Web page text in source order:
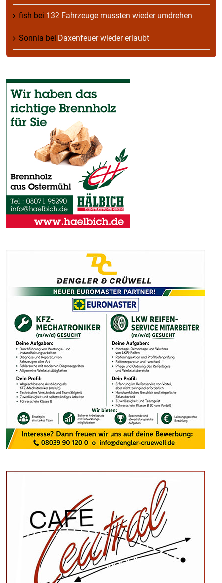
fish bei 132 Fahrzeuge mussten wieder umdrehen
Sonnia bei Daxenfeuer wieder erlaubt